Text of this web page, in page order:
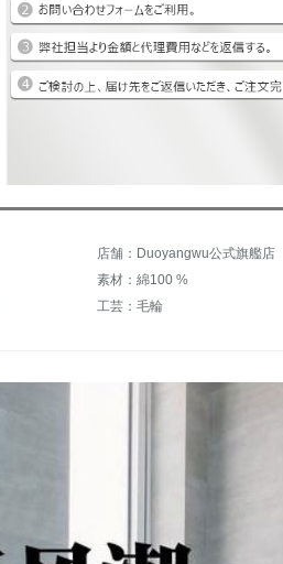
店舗：Duoyangwu公式旗艦店
素材：綿100 %
工芸：毛輪